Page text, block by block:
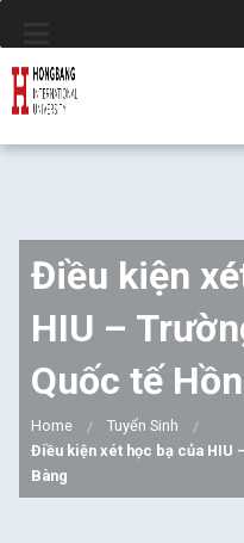
Điều kiện
HIU –
Quốc tế
Home
Tuyển Sinh
Điều kiện xét học bạ của HIU
Bàng